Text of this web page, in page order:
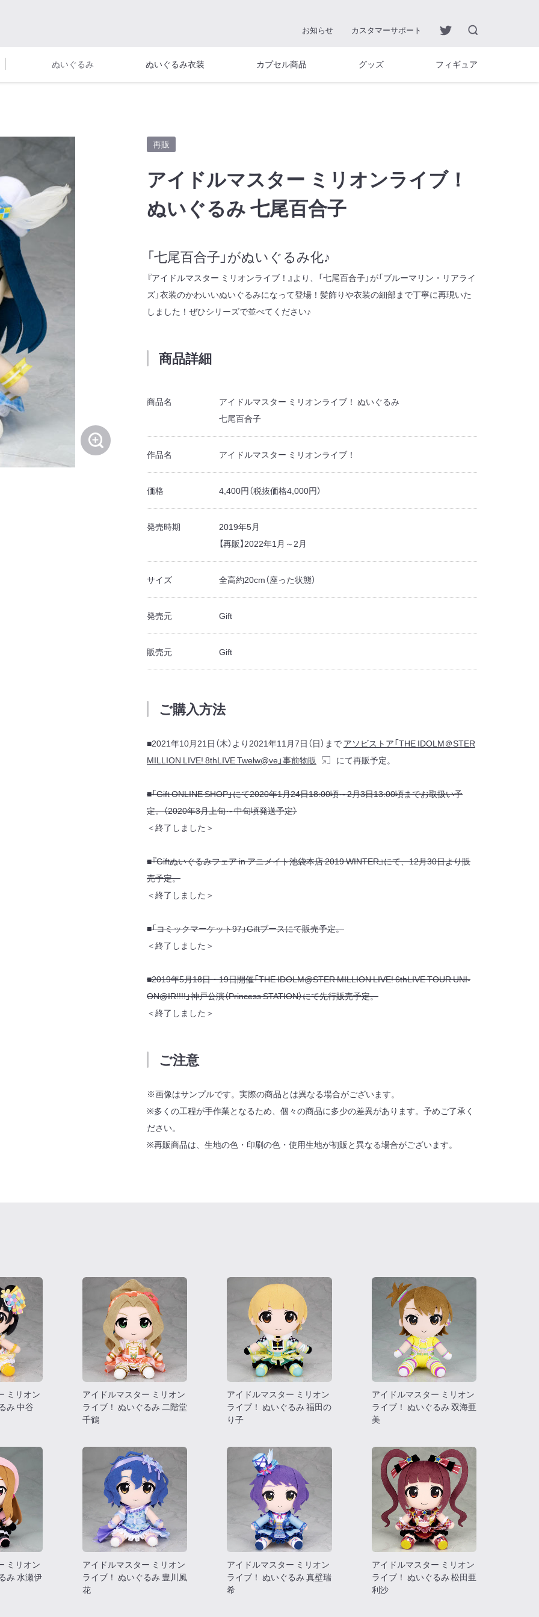
お知らせ カスタマーサポート
ぬいぐるみ ぬいぐるみ衣装 カプセル商品 グッズ フィギュア
再販
アイドルマスター ミリオンライブ！
ぬいぐるみ 七尾百合子
「七尾百合子」がぬいぐるみ化♪
『アイドルマスター ミリオンライブ！』より、「七尾百合子」が「ブルーマリン・リアライ
ズ」衣装のかわいいぬいぐるみになって登場！髪飾りや衣装の細部まで丁寧に再現いた
しました！ぜひシリーズで並べてください♪
商品詳細
商品名
アイドルマスター ミリオンライブ！ ぬいぐるみ
七尾百合子
作品名 アイドルマスター ミリオンライブ！
価格 4,400円（税抜価格4,000円）
発売時期
2019年5月
【再販】2022年1月～2月
サイズ 全高約20cm（座った状態）
発売元 Gift
販売元 Gift
ご購入方法
■2021年10月21日（木）より2021年11月7日（日）まで アソビストア「THE IDOLM＠STER
MILLION LIVE! 8thLIVE Twelw@ve」事前物販
にて再販予定。
■「Gift ONLINE SHOP」にて2020年1月24日18:00頃～2月3日13:00頃までお取扱い予
定。（2020年3月上旬～中旬頃発送予定）
＜終了しました＞
■『Giftぬいぐるみフェア in アニメイト池袋本店 2019 WINTER』にて、12月30日より販
売予定。
＜終了しました＞
■「コミックマーケット97」Giftブースにて販売予定。
＜終了しました＞
■2019年5月18日・19日開催「THE IDOLM@STER MILLION LIVE! 6thLIVE TOUR UNI-
ON@IR!!!!」神戸公演（Princess STATION）にて先行販売予定。
＜終了しました＞
ご注意
※画像はサンプルです。実際の商品とは異なる場合がございます。
※多くの工程が手作業となるため、個々の商品に多少の差異があります。予めご了承く
ださい。
※再販商品は、生地の色・印刷の色・使用生地が初販と異なる場合がございます。
ミリオン
み 中谷
アイドルマスター ミリオン
ライブ！ ぬいぐるみ 二階堂
千鶴
アイドルマスター ミリオン
ライブ！ ぬいぐるみ 福田の
り子
アイドルマスター ミリオン
ライブ！ ぬいぐるみ 双海亜
美
ミリオン
み 水瀬伊
アイドルマスター ミリオン
ライブ！ ぬいぐるみ 豊川風
花
アイドルマスター ミリオン
ライブ！ ぬいぐるみ 真壁瑞
希
アイドルマスター ミリオン
ライブ！ ぬいぐるみ 松田亜
利沙